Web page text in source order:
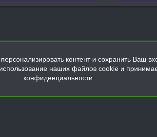
контент и сохранить Ваш
наших файлов cookie и
конфиденциальности.